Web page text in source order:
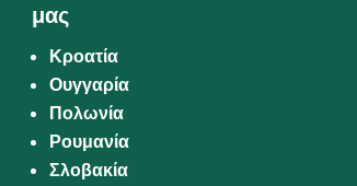
μας
Κροατία
Ουγγαρία
Πολωνία
Ρουμανία
Σλοβακία